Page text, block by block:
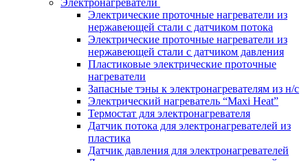
Электрические проточные нагреватели из
нержавеющей стали с датчиком потока
Электрические проточные нагреватели из
нержавеющей стали с датчиком давления
Пластиковые электрические проточные
нагреватели
Запасные тэны к электронагревателям из н/с
Электрический нагреватель “Maxi Heat”
Термостат для электронагревателя
Датчик потока для электронагревателей из
пластика
Датчик давления для электронагревателей